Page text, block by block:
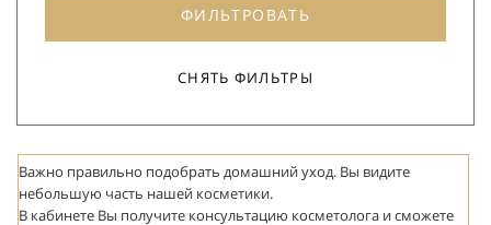
ФИЛЬТРОВАТЬ
СНЯТЬ ФИЛЬТРЫ
Важно правильно подобрать домашний уход. Вы видите
небольшую часть нашей косметики.
В кабинете Вы получите консультацию косметолога и сможете